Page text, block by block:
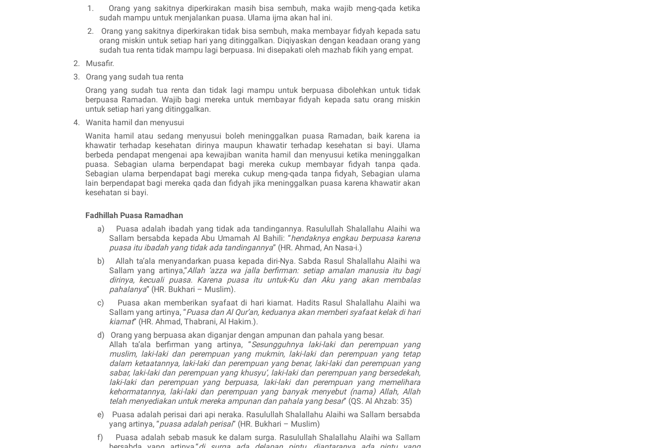
1.
Orang yang sakitnya diperkirakan masih bisa sembuh, maka wajib meng-qada ketika
sudah mampu untuk menjalankan puasa. Ulama ijma akan hal ini.
2.
Orang yang sakitnya diperkirakan tidak bisa sembuh, maka membayar fidyah kepada satu
orang miskin untuk setiap hari yang ditinggalkan. Diqiyaskan dengan keadaan orang yang
sudah tua renta tidak mampu lagi berpuasa. Ini disepakati oleh mazhab fikih yang empat.
2.
Musafir.
3.
Orang yang sudah tua renta
Orang yang sudah tua renta dan tidak lagi mampu untuk berpuasa dibolehkan untuk tidak
berpuasa Ramadan. Wajib bagi mereka untuk membayar fidyah kepada satu orang miskin
untuk setiap hari yang ditinggalkan.
4.
Wanita hamil dan menyusui
Wanita hamil atau sedang menyusui boleh meninggalkan puasa Ramadan, baik karena ia
khawatir terhadap kesehatan dirinya maupun khawatir terhadap kesehatan si bayi. Ulama
berbeda pendapat mengenai apa kewajiban wanita hamil dan menyusui ketika meninggalkan
puasa. Sebagian ulama berpendapat bagi mereka cukup membayar fidyah tanpa qada.
Sebagian ulama berpendapat bagi mereka cukup meng-qada tanpa fidyah, Sebagian ulama
lain berpendapat bagi mereka qada dan fidyah jika meninggalkan puasa karena khawatir akan
kesehatan si bayi.
Fadhillah Puasa Ramadhan
a)
Puasa adalah ibadah yang tidak ada tandingannya. RasulullahShalallahu Alaihi wa
Sallam bersabda kepada Abu Umamah Al Bahili: “hendaknya engkau berpuasa karena
puasa itu ibadah yang tidak ada tandingannya” (HR. Ahmad, An Nasa-i.)
b)
Allah ta’ala menyandarkan puasa kepada diri-Nya. Sabda Rasul Shalallahu Alaihi wa
Sallam yang artinya,“Allah ‘azza wa jalla berfirman: setiap amalan manusia itu bagi
dirinya, kecuali puasa. Karena puasa itu untuk-Ku dan Aku yang akan membalas
pahalanya” (HR. Bukhari – Muslim).
c)
Puasa akan memberikan syafaat di hari kiamat. Hadits Rasul Shalallahu Alaihi wa
Sallam yang artinya, “Puasa dan Al Qur’an, keduanya akan memberi syafaat kelak di hari
kiamat” (HR. Ahmad, Thabrani, Al Hakim.).
d)
Orang yang berpuasa akan diganjar dengan ampunan dan pahala yang besar.
Allah ta’ala berfirman yang artinya, “Sesungguhnya laki-laki dan perempuan yang
muslim, laki-laki dan perempuan yang mukmin, laki-laki dan perempuan yang tetap
dalam ketaatannya, laki-laki dan perempuan yang benar, laki-laki dan perempuan yang
sabar, laki-laki dan perempuan yang khusyu’, laki-laki dan perempuan yang bersedekah,
laki-laki dan perempuan yang berpuasa, laki-laki dan perempuan yang memelihara
kehormatannya, laki-laki dan perempuan yang banyak menyebut (nama) Allah, Allah
telah menyediakan untuk mereka ampunan dan pahala yang besar” (QS. Al Ahzab: 35)
e)
Puasa adalah perisai dari api neraka. RasulullahShalallahu Alaihi wa Sallam bersabda
yang artinya, “puasa adalah perisai” (HR. Bukhari – Muslim)
f)
Puasa adalah sebab masuk ke dalam surga. RasulullahShalallahu Alaihi wa Sallam